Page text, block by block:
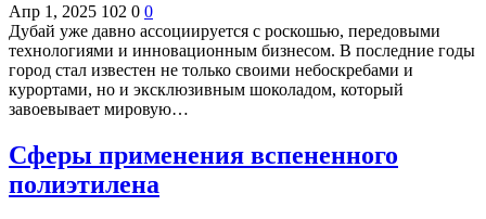
Апр 1, 2025 102 0 0
Дубай уже давно ассоциируется с роскошью, передовыми
технологиями и инновационным бизнесом. В последние годы
город стал известен не только своими небоскребами и
курортами, но и эксклюзивным шоколадом, который
завоевывает мировую…
Сферы применения вспененного
полиэтилена